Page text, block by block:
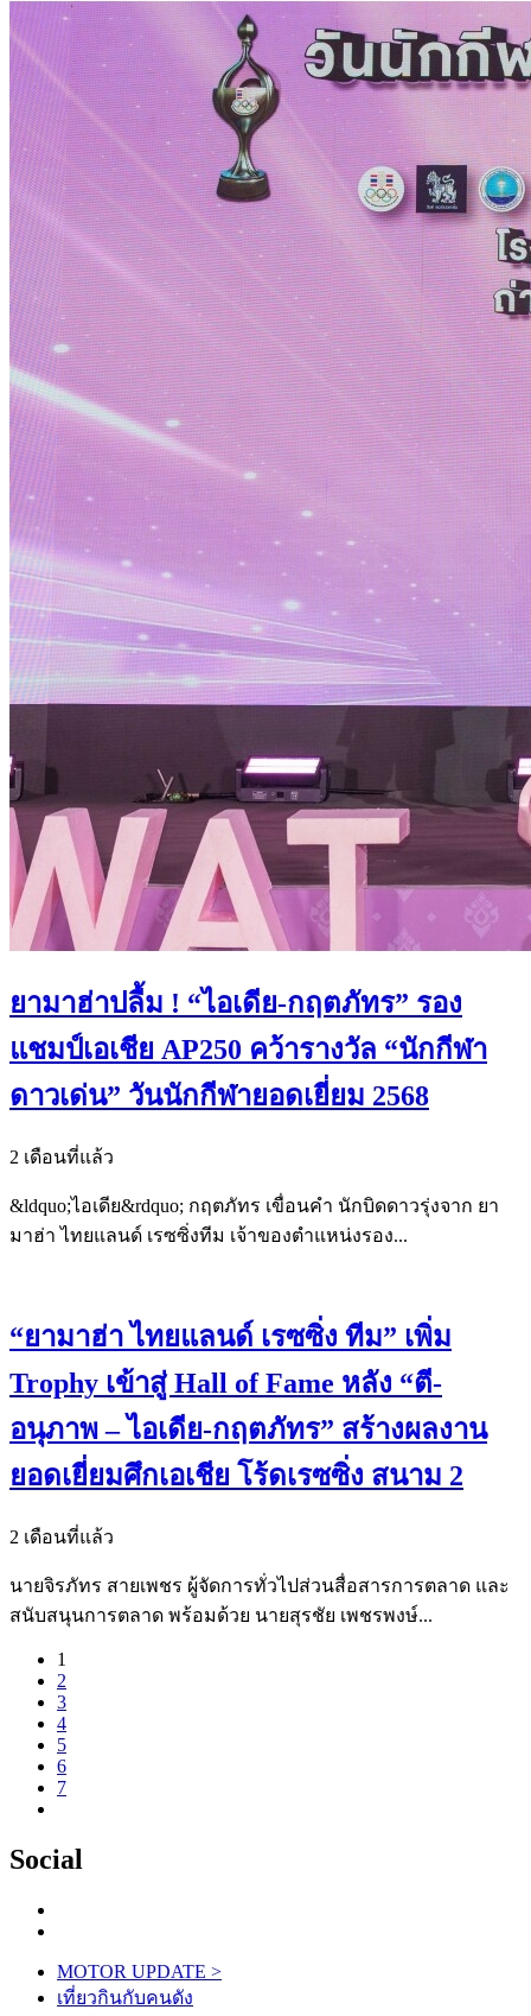
ยามาฮ่าปลื้ม ! “ไอเดีย-กฤตภัทร” รอง
แชมป์เอเชีย AP250 คว้ารางวัล “นักกีฬา
ดาวเด่น” วันนักกีฬายอดเยี่ยม 2568
2 เดือนที่แล้ว
&ldquo;ไอเดีย&rdquo; กฤตภัทร เขื่อนคำ นักบิดดาวรุ่งจาก ยา
มาฮ่า ไทยแลนด์ เรซซิ่งทีม เจ้าของตำแหน่งรอง...
“ยามาฮ่า ไทยแลนด์ เรซซิ่ง ทีม” เพิ่ม
Trophy เข้าสู่ Hall of Fame หลัง “ตี-
อนุภาพ – ไอเดีย-กฤตภัทร” สร้างผลงาน
ยอดเยี่ยมศึกเอเชีย โร้ดเรซซิ่ง สนาม 2
2 เดือนที่แล้ว
นายจิรภัทร สายเพชร ผู้จัดการทั่วไปส่วนสื่อสารการตลาด และ
สนับสนุนการตลาด พร้อมด้วย นายสุรชัย เพชรพงษ์...
1
2
3
4
5
6
7
Social
MOTOR UPDATE >
เที่ยวกินกับคนดัง